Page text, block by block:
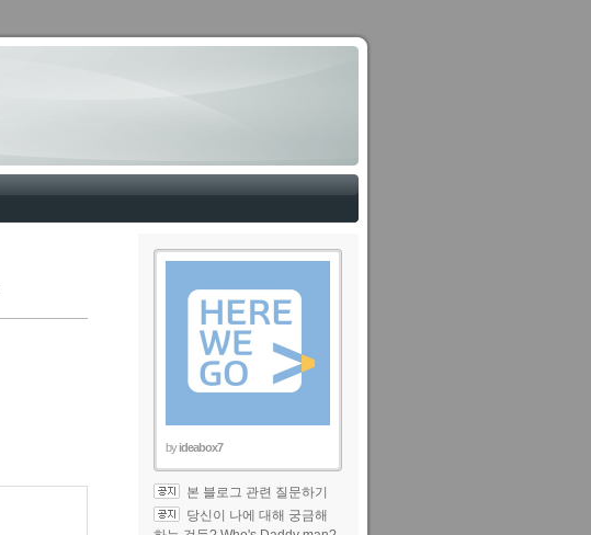
byideabox7
본 블로그 관련 질문하기
당신이 나에 대해 궁금해